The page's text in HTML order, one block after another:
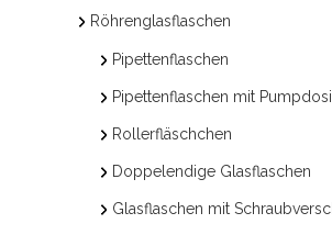
Röhrenglasflaschen
Pipettenflaschen
Pipettenflaschen mit
Rollerfläschchen
Doppelendige Glasflaschen
Glasflaschen mit